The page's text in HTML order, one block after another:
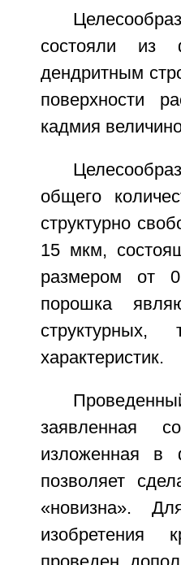
состояли из
дендритным
поверхности
кадмия
общего
структурно
15 мкм,
размером от
порошка
структурных,
характеристик.
заявленная
изложенная в
позволяет
«новизна».
изобретения